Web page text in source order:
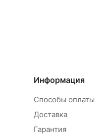
Информация
Способы оплаты
Доставка
Гарантия